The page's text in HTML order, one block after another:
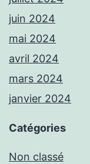
juin 2024
mai 2024
avril 2024
mars 2024
janvier 2024
Catégories
Non classé